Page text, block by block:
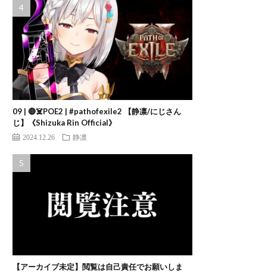
09 | 🔴☠️POE2 | #pathofexile2 【静凛/にじさん
じ】《Shizuka Rin Official》
2024.12.26 静凛
【アーカイブ未定】閲覧は自己責任でお願いしま